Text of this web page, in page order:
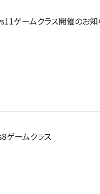
ゲームクラス開催のお知
ゲームクラス